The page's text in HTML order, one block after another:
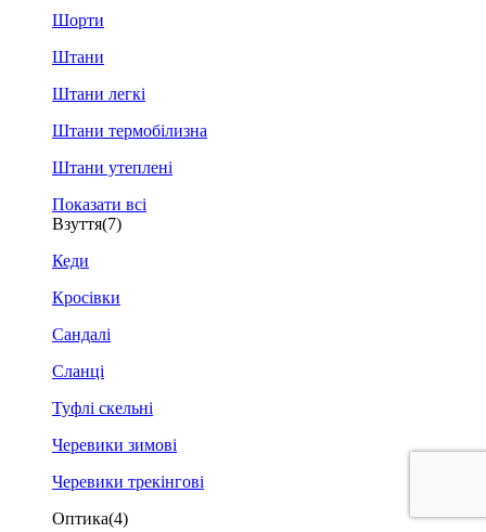
Шорти
Штани
Штани легкі
Штани термобілизна
Штани утеплені
Показати всі
Взуття(7)
Кеди
Кросівки
Сандалі
Сланці
Туфлі скельні
Черевики зимові
Черевики трекінгові
Оптика(4)